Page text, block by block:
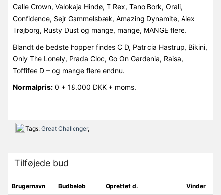
Calle Crown, Valokaja Hindø, T Rex, Tano Bork, Orali,
Confidence, Sejr Gammelsbæk, Amazing Dynamite, Alex
Trøjborg, Rusty Dust og mange, mange, MANGE flere.
Blandt de bedste hopper findes C D, Patricia Hastrup, Bikini,
Only The Lonely, Prada Cloc, Go On Gardenia, Raisa,
Toffifee D – og mange flere endnu.
Normalpris:0 + 18.000 DKK + moms.
Tags: Great Challenger,
Tilføjede bud
Brugernavn Budbeløb Oprettet d. Vinder